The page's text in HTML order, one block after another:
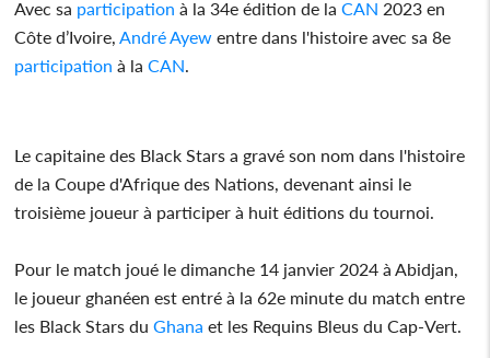
Avec sa participation à la 34e édition de la CAN 2023 en
Côte d’Ivoire, André Ayew entre dans l'histoire avec sa 8e
participation à la CAN
Le capitaine des Black Stars a gravé son nom dans l'histoire
de la Coupe d'Afrique des Nations, devenant ainsi le
troisième joueur à participer à huit éditions du tournoi.
Pour le match joué le dimanche 14 janvier 2024 à Abidjan,
le joueur ghanéen est entré à la 62e minute du match entre
les Black Stars duGhana et les Requins Bleus du Cap-Vert.